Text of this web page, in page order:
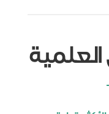
العلمية